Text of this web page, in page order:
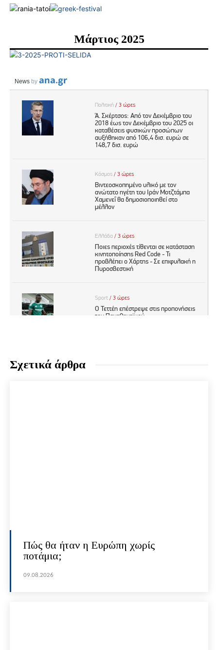
Μάρτιος 2025
Σχετικά άρθρα
Πώς θα ήταν η Ευρώπη χωρίς
ποτάμια;
09.08.2026